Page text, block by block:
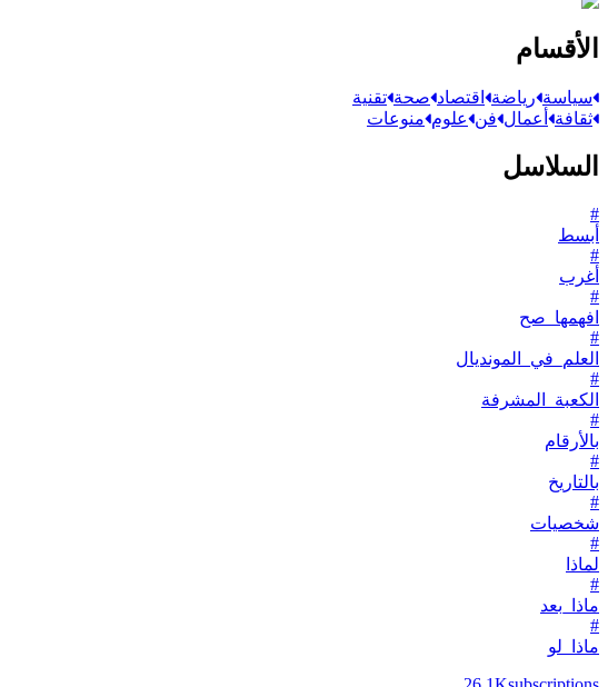
الأقسام
سياسة رياضة اقتصاد صحة تقنية
ثقافة
أعمال فن علوم منوعات
السلاسل
#
أبسط
#
أغرب
#
افهمها_صح
#
العلم_في_المونديال
#
الكعبة_المشرفة
#
بالأرقام
#
بالتاريخ
#
شخصيات
#
لماذا
#
ماذا_بعد
#
ماذا_لو